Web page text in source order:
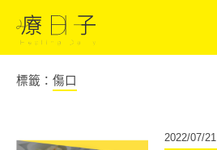
標籤： 傷口
2022/07/21